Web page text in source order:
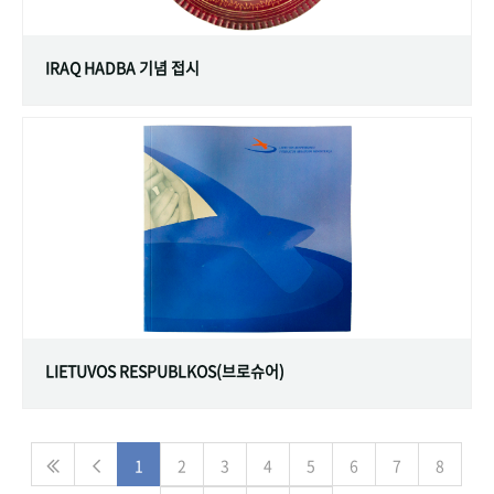
IRAQ HADBA 기념 접시
LIETUVOS RESPUBLKOS(브로슈어)
1 2 3 4 5 6 7 8